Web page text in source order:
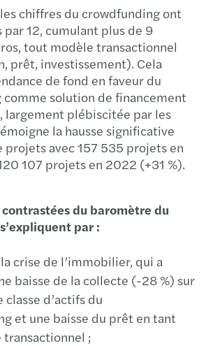
chiffres du crowdfunding ont
12, cumulant plus de 9
tout modèle transactionnel
prêt, investissement). Cela
de fond en faveur du
solution de financement
largement plébiscitée par les
la hausse significative
projets avec 157 535 projets en
107 projets en 2022 (+31 %).
du baromètre du
par :
crise de l’immobilier, qui a
baisse de la collecte (-28 %) sur
d’actifs du
et une baisse du prêt en tant
;